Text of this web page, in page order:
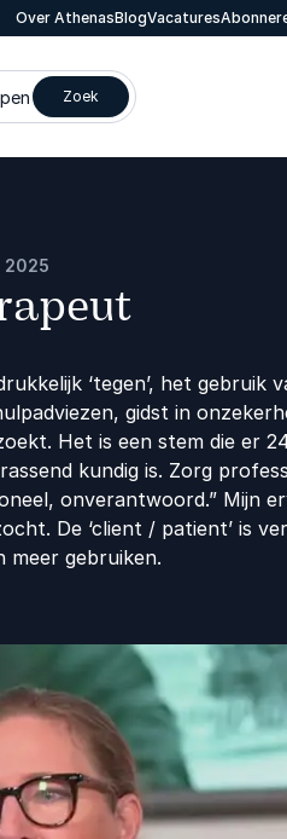
Over AthenasBlogVacatures
Zoek
2025
‘tegen’, het gebruik
gidst in
Het is een stem die er
kundig is. Zorg
onverantwoord.” Mijn
De ‘client / patient’ is
meer gebruiken.